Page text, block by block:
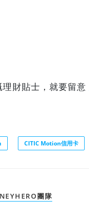
財貼士，就要留意
CITIC Motion信用卡
團隊